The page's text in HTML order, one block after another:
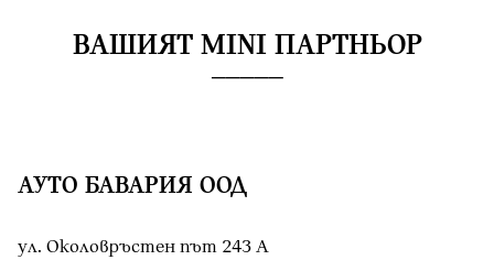
ВАШИЯТ MINI ПАРТНЬОР
АУТО БАВАРИЯ ООД
ул. Околовръстен път 243 А